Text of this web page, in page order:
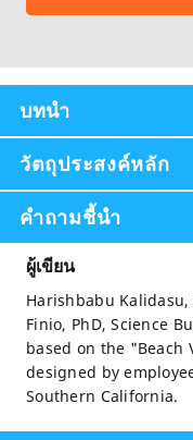
บทนำ
วัตถุประสงค์หลัก
คำถามชี้นำ
ผู้เขียน
Harishbabu
Finio, PhD, Science
based on the
designed by
Southern California.